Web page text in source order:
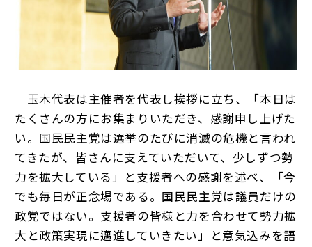
玉木代表は主催者を代表し挨拶に立ち、「本日は
たくさんの方にお集まりいただき、感謝申し上げた
い。国民民主党は選挙のたびに消滅の危機と言われ
てきたが、皆さんに支えていただいて、少しずつ勢
力を拡大している」と支援者への感謝を述べ、「今
でも毎日が正念場である。国民民主党は議員だけの
政党ではない。支援者の皆様と力を合わせて勢力拡
大と政策実現に邁進していきたい」と意気込みを語